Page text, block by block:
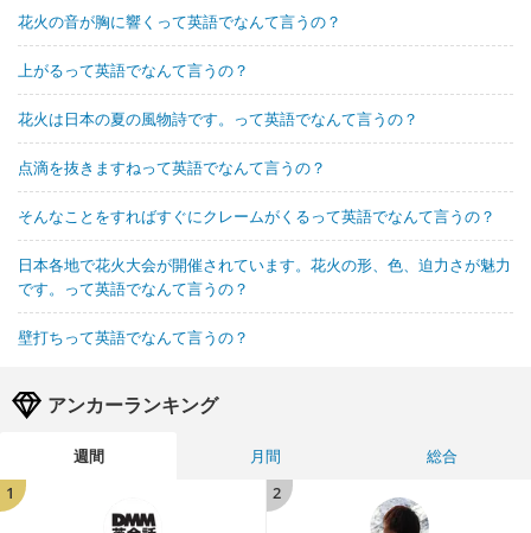
花火の音が胸に響くって英語でなんて言うの？
上がるって英語でなんて言うの？
花火は日本の夏の風物詩です。って英語でなんて言うの？
点滴を抜きますねって英語でなんて言うの？
そんなことをすればすぐにクレームがくるって英語でなんて言うの？
日本各地で花火大会が開催されています。花火の形、色、迫力さが魅力
です。って英語でなんて言うの？
壁打ちって英語でなんて言うの？
アンカーランキング
週間 月間
総合
1
2